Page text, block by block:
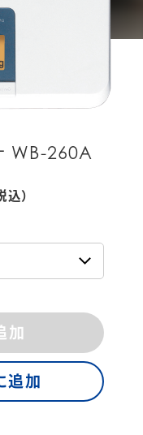
WB-260A
込）
加
追加